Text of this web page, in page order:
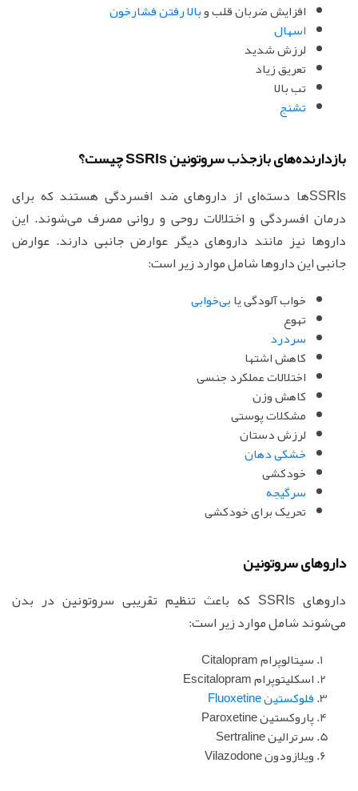
افزایش ضربان قلب وبالا رفتن فشارخون
اسهال
لرزش شدید
تعریق زیاد
تب بالا
تشنج
بازدارنده‌های بازجذب سروتونین SSRIs چیست؟
SSRIs‌ها دسته‌ای از داروهای ضد افسردگی هستند که برای
درمان افسردگی و اختلالات روحی و روانی مصرف می‌شوند. این
داروها نیز مانند داروهای دیگر عوارض جانبی دارند. عوارض
جانبی این داروها شامل موارد زیر است:
خواب آلودگی یابی‌خوابی
تهوع
سردرد
کاهش اشتها
اختلالات عملکرد جنسی
کاهش وزن
مشکلات پوستی
لرزش دستان
خشکی دهان
خودکشی
سرگیجه
تحریک برای خودکشی
داروهای سروتونین
داروهای SSRIs که باعث تنظیم تقریبی سروتونین در بدن
می‌شوند شامل موارد زیر است:
سیتالوپرام Citalopram
اسکلیتوپرام Escitalopram
فلوکستین Fluoxetine
پاروکستین Paroxetine
سرترالین Sertraline
ویلازودون Vilazodone